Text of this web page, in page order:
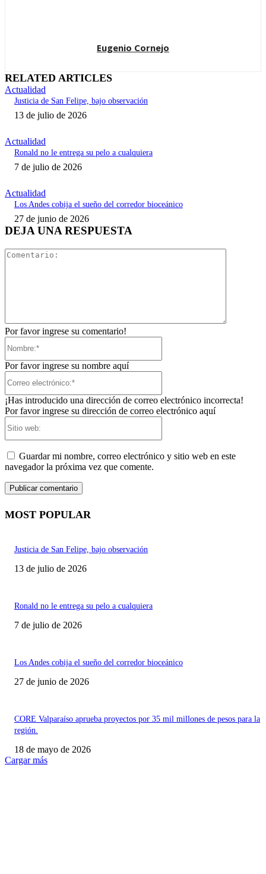
Eugenio Cornejo
RELATED ARTICLES
Actualidad
Justicia de San Felipe, bajo observación
13 de julio de 2026
Actualidad
Ronald no le entrega su pelo a cualquiera
7 de julio de 2026
Actualidad
Los Andes cobija el sueño del corredor bioceánico
27 de junio de 2026
DEJA UNA RESPUESTA
Por favor ingrese su comentario!
Por favor ingrese su nombre aquí
¡Has introducido una dirección de correo electrónico incorrecta!
Por favor ingrese su dirección de correo electrónico aquí
Guardar mi nombre, correo electrónico y sitio web en este
navegador la próxima vez que comente.
MOST POPULAR
Justicia de San Felipe, bajo observación
13 de julio de 2026
Ronald no le entrega su pelo a cualquiera
7 de julio de 2026
Los Andes cobija el sueño del corredor bioceánico
27 de junio de 2026
CORE Valparaíso aprueba proyectos por 35 mil millones de pesos para la
región.
18 de mayo de 2026
Cargar más